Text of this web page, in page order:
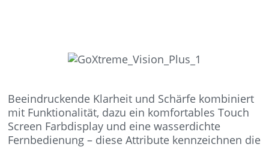
Beeindruckende Klarheit und Schärfe kombiniert
mit Funktionalität, dazu ein komfortables Touch
Screen Farbdisplay und eine wasserdichte
Fernbedienung – diese Attribute kennzeichnen die